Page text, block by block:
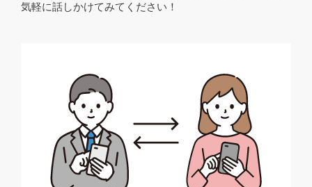
気軽に話しかけてみてください！